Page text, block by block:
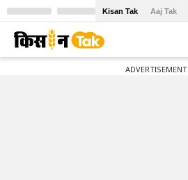
Kisan Tak Aaj Tak
ADVERTISEMENT